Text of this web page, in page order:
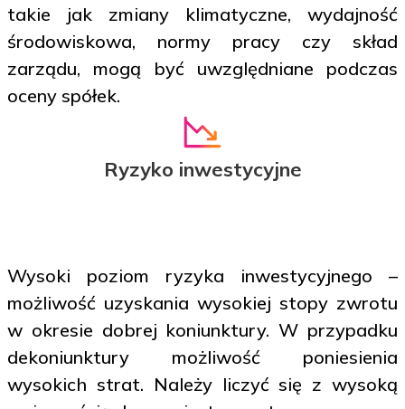
takie jak zmiany klimatyczne, wydajność
środowiskowa, normy pracy czy skład
zarządu, mogą być uwzględniane podczas
oceny spółek.
Ryzyko inwestycyjne
Wysoki poziom ryzyka inwestycyjnego –
możliwość uzyskania wysokiej stopy zwrotu
w okresie dobrej koniunktury. W przypadku
dekoniunktury możliwość poniesienia
wysokich strat. Należy liczyć się z wysoką